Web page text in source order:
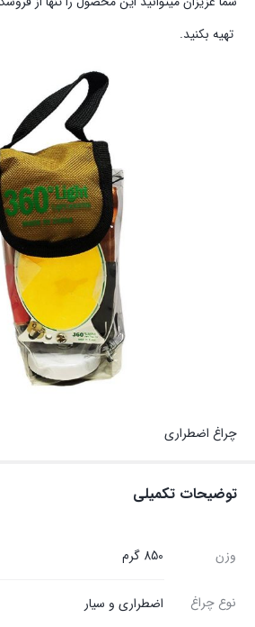
تهیه بکنید.
چراغ اضطراری
توضیحات تکمیلی
وزن 850 گرم
نوع چراغ اضطراری و سیار